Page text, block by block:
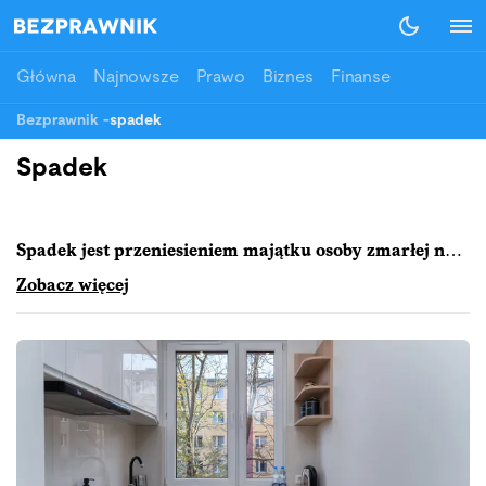
Główna Najnowsze Prawo Biznes Finanse
Bezprawnik -spadek
Spadek
Spadek jest przeniesieniem majątku osoby zmarłej na
jej następców prawnych. W życiu większości ludzi
Może on wynikać zarówno z przepisów prawa, jak i woli
zmarłego wyrażonej w testamencie.
Dziedziczenie wywodzi swoje korzenie z pradawnych
Zobacz więcej